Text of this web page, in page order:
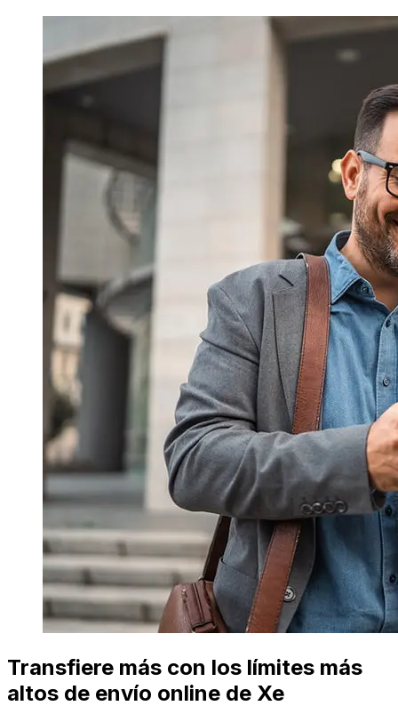
Transfiere más con los límites más
altos de envío online de Xe